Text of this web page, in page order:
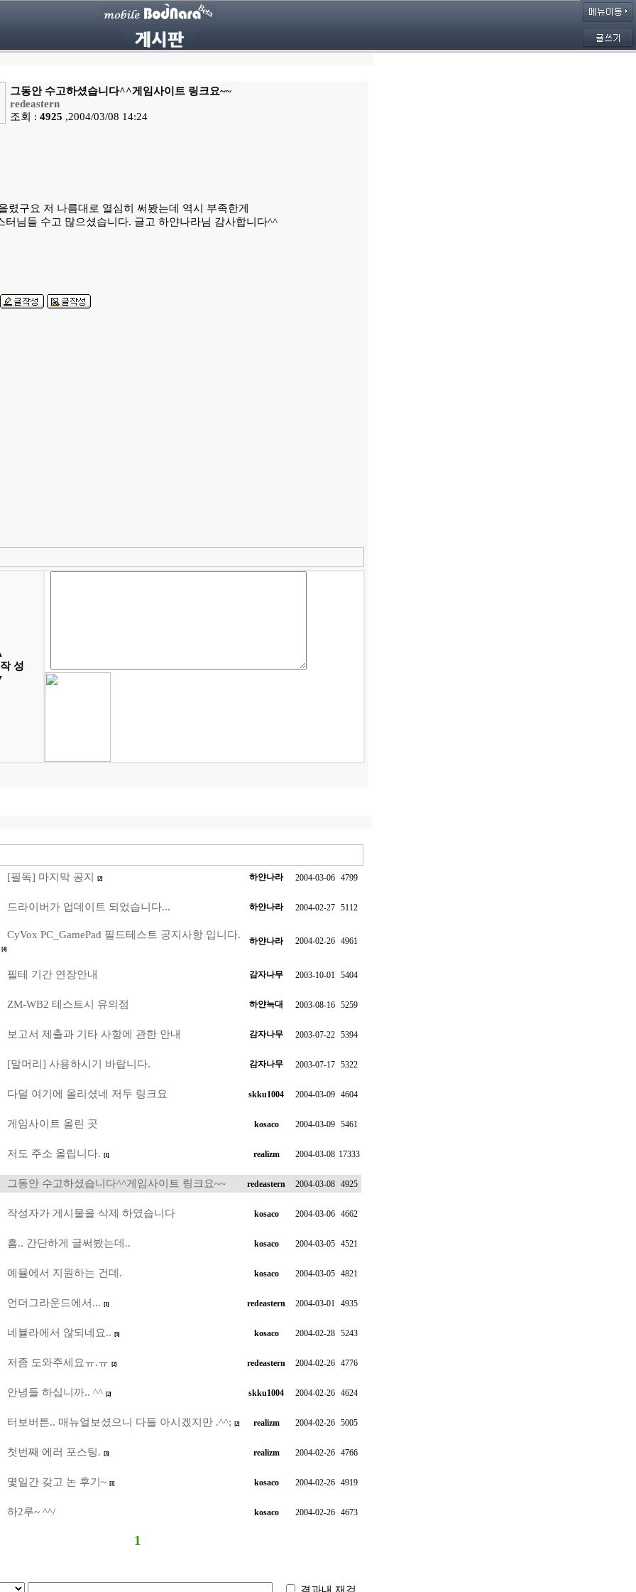
그동안 수고하셨습니다^^게임사이트 링크요~~
redeastern
조회 : 4925 ,2004/03/08 14:24
렸구요 저 나름대로 열심히 써봤는데 역시 부족한게
터님들 수고 많으셨습니다. 글고 하얀나라님 감사합니다^^
성
[필독] 마지막 공지 [2] 하얀나라 2004-03-06 4799
드라이버가 업데이트 되었습니다... 하얀나라 2004-02-27 5112
CyVox PC_GamePad 필드테스트 공지사항 입니다.
[4]
하얀나라 2004-02-26 4961
필테 기간 연장안내 감자나무 2003-10-01 5404
ZM-WB2 테스트시 유의점 하얀늑대 2003-08-16 5259
보고서 제출과 기타 사항에 관한 안내 감자나무 2003-07-22 5394
[말머리] 사용하시기 바랍니다. 감자나무 2003-07-17 5322
다덜 여기에 올리셨네 저두 링크요 skku1004 2004-03-09 4604
게임사이트 올린 곳 kosaco 2004-03-09 5461
저도 주소 올립니다. [1] realizm 2004-03-08 17333
그동안 수고하셨습니다^^게임사이트 링크요~~ redeastern 2004-03-08 4925
작성자가 게시물을 삭제 하였습니다 kosaco 2004-03-06 4662
흠.. 간단하게 글써봤는데.. kosaco 2004-03-05 4521
예뮬에서 지원하는 건데. kosaco 2004-03-05 4821
언더그라운드에서... [1] redeastern 2004-03-01 4935
네뷸라에서 않되네요.. [5] kosaco 2004-02-28 5243
저좀 도와주세요ㅠ.ㅠ [2] redeastern 2004-02-26 4776
안녕들 하십니까.. ^^ [2] skku1004 2004-02-26 4624
터보버튼.. 매뉴얼보셨으니 다들 아시겠지만 .^^; [2] realizm 2004-02-26 5005
첫번째 에러 포스팅. [3] realizm 2004-02-26 4766
몇일간 갖고 논 후기~ [1] kosaco 2004-02-26 4919
하2루~ ^^/ kosaco 2004-02-26 4673
1